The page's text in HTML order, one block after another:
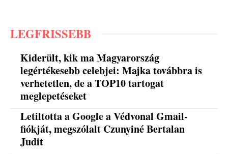
LEGFRISSEBB
Kiderült, kik ma Magyarország
legértékesebb celebjei: Majka továbbra is
verhetetlen, de a TOP10 tartogat
meglepetéseket
Letiltotta a Google a Védvonal Gmail-
fiókját, megszólalt Czunyiné Bertalan
Judit